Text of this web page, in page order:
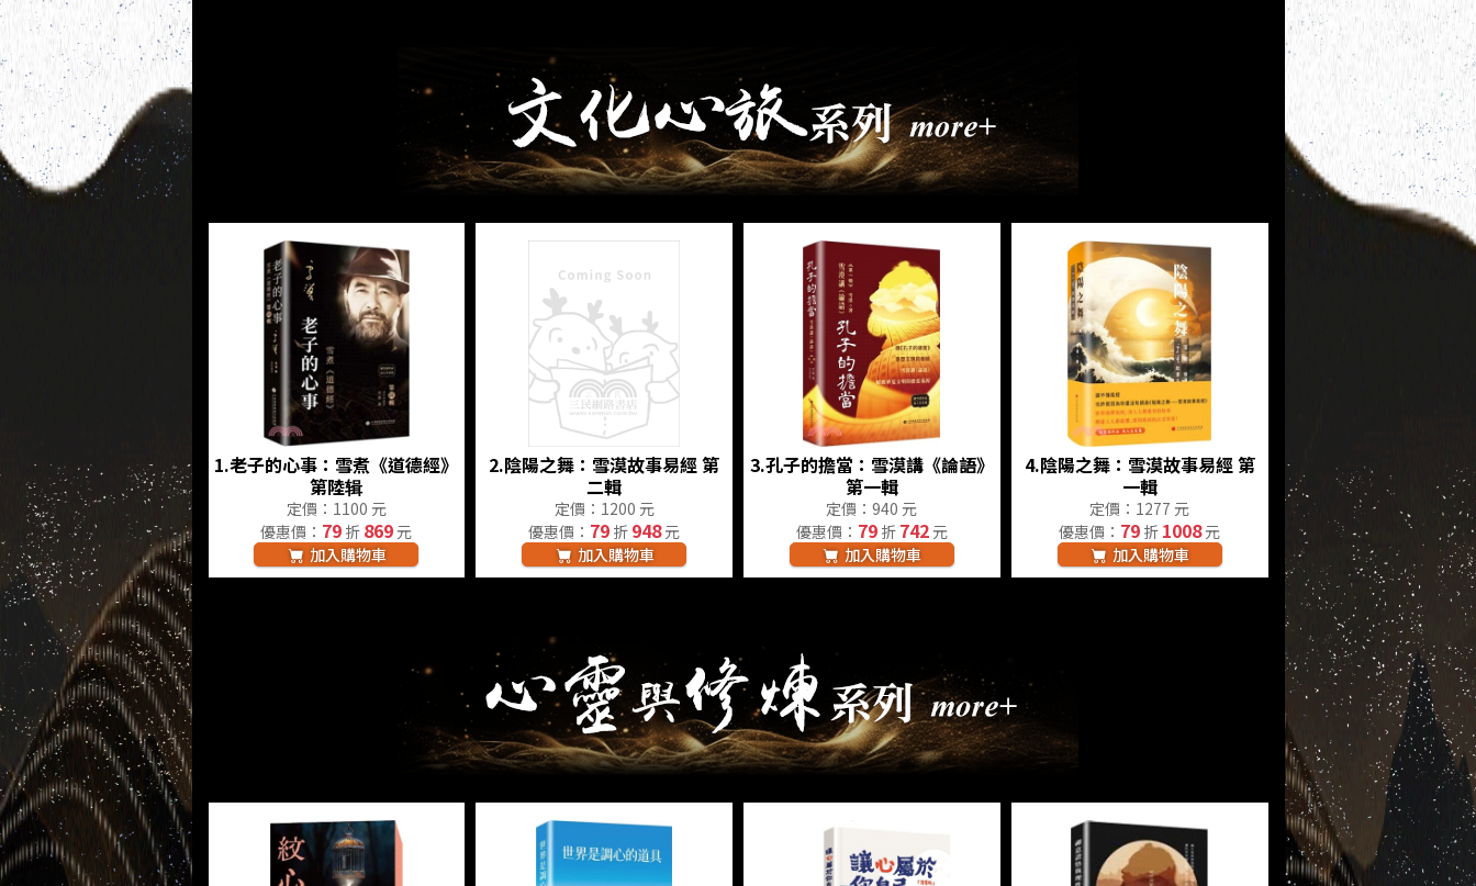
1.老子的心事：雪煮《道德經》
第陸辑
定價：1100 元
優惠價： 79 折 869 元
加入購物車
2.陰陽之舞：雪漠故事易經 第
二輯
定價：1200 元
優惠價： 79 折 948元
加入購物車
3.孔子的擔當：雪漠講《論語》
第一輯
定價：940 元
優惠價： 79折 742元
加入購物車
4.陰陽之舞：雪漠故事易經 第
一輯
定價：1277 元
優惠價： 79 折 1008元
加入購物車